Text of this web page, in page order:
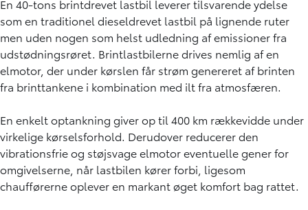
En 40-tons brintdrevet lastbil leverer tilsvarende ydelse
som en traditionel dieseldrevet lastbil på lignende ruter
men uden nogen som helst udledning af emissioner fra
udstødningsrøret. Brintlastbilerne drives nemlig af en
elmotor, der under kørslen får strøm genereret af brinten
fra brinttankene i kombination med ilt fra atmosfæren.
En enkelt optankning giver op til 400 km rækkevidde under
virkelige kørselsforhold. Derudover reducerer den
vibrationsfrie og støjsvage elmotor eventuelle gener for
omgivelserne, når lastbilen kører forbi, ligesom
chaufførerne oplever en markant øget komfort bag rattet.